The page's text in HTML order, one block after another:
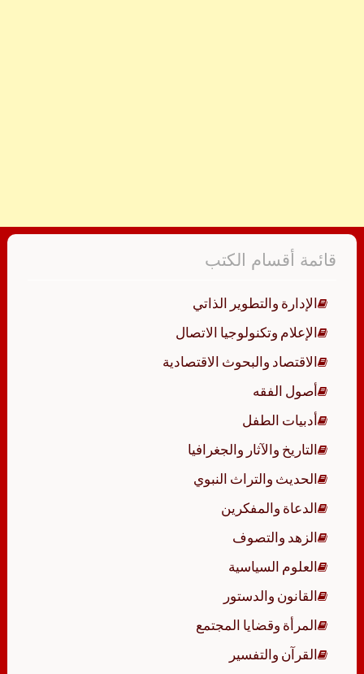
قائمة أقسام الكتب
الإدارة والتطوير الذاتي
الإعلام وتكنولوجيا الاتصال
الاقتصاد والبحوث الاقتصادية
أصول الفقه
أدبيات الطفل
التاريخ والآثار والجغرافيا
الحديث والتراث النبوي
الدعاة والمفكرين
الزهد والتصوف
العلوم السياسية
القانون والدستور
المرأة وقضايا المجتمع
القرآن والتفسير